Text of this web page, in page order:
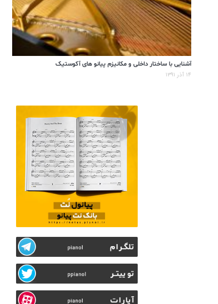
آشنایی با ساختار داخلی و مکانیزم پیانو های آکوستیک
۱۴ آذر ۱۳۹۱